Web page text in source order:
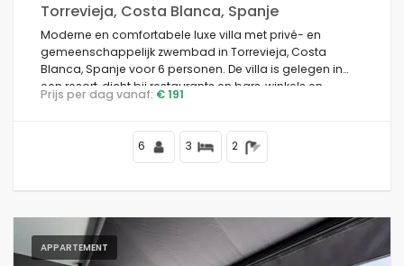
Torrevieja, Costa Blanca, Spanje
Moderne en comfortabele luxe villa met privé- en
gemeenschappelijk zwembad in Torrevieja, Costa
Blanca, Spanje voor 6 personen. De villa is gelegen in
een resort, dicht bij restaurants en bars, winkels en
supermarkten, en op 4 km van het strand.
Prijs per dag vanaf: € 191
6 3 2
APPARTEMENT